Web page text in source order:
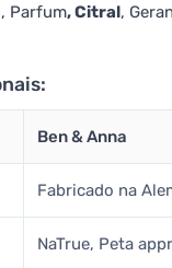
Parfum, Citral,
Ben & Anna
Fabricado na
NaTrue, Peta